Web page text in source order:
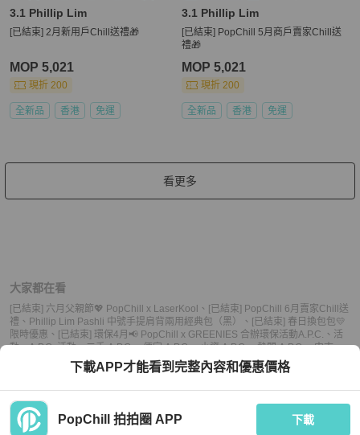
3.1 Phillip Lim
[已結束] 2月新用戶Chill送禮🎁
MOP 5,021
現折 200
全新品 香港 免運
3.1 Phillip Lim
[已結束] PopChill 5月商戶賣家Chill送
禮🎁
MOP 5,021
現折 200
全新品 香港 免運
看更多
大家都在看
[已結束] 六月父親節💖 PopChill x LaserKool 、 [已結束] PopChill 6月賣家Chill送
禮 、 Phillip Lim Pashli 中號手提肩背兩用經典包（黑） 、 [已結束] 春日換包包💛
限時優惠 、 [已結束] 環保4月📢 PopChill x GREENIES 合辦環保活動A.P.C. 、 活
動、A.P.C. 活動、二手 A.P.C.、便宜 A.P.C.、小資 A.P.C.、熱門 A.P.C.、中古
推薦 A.P.C.、 二手 活動、便宜 活動、 小資 活動、熱門 活動
下載APP才能看到完整內容和優惠價格
PopChill 拍拍圈 APP 下載